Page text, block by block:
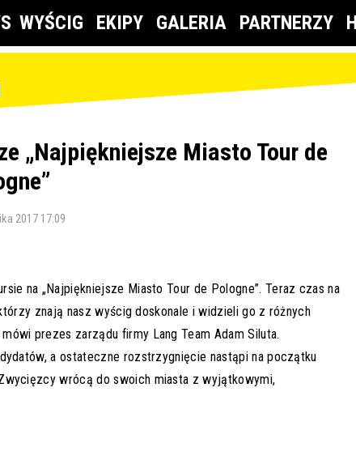
WYŚCIG EKIPY GALERIA PARTNERZY
„Najpiękniejsze Miasto Tour de
2017 17:09
na „Najpiękniejsze Miasto Tour de Pologne”. Teraz czas na
znają nasz wyścig doskonale i widzieli go z różnych
prezes zarządu firmy Lang Team Adam Siluta.
a ostateczne rozstrzygnięcie nastąpi na początku
wrócą do swoich miasta z wyjątkowymi,